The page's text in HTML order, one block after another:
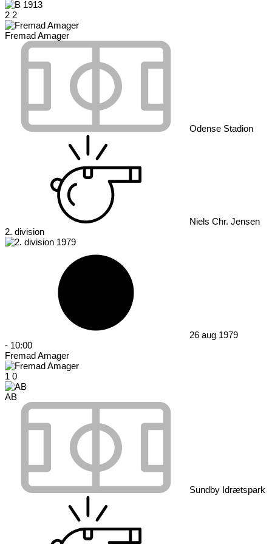
2 2
Fremad Amager
Odense Stadion
Niels Chr. Jensen
2. division
26 aug 1979
- 10:00
Fremad Amager
1 0
AB
Sundby Idrætspark